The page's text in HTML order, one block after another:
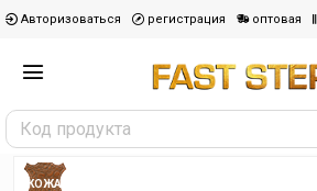
Авторизоваться регистрация оптовая
КОЖА